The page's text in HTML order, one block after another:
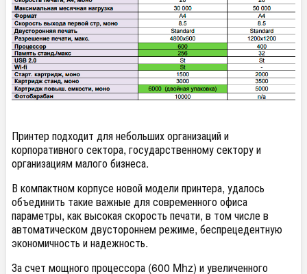
Принтер подходит для небольших организаций и
корпоративного сектора, государственному сектору и
организациям малого бизнеса.
В компактном корпусе новой модели принтера, удалось
объединить такие важные для современного офиса
параметры, как высокая скорость печати, в том числе в
автоматическом двустороннем режиме, беспрецедентную
экономичность и надежность.
За счет мощного процессора (600 Mhz) и увеличенного